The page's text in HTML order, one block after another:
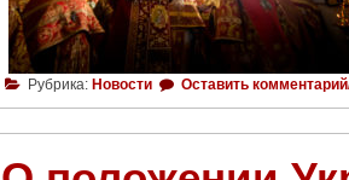
Рубрика: Новости Оставить